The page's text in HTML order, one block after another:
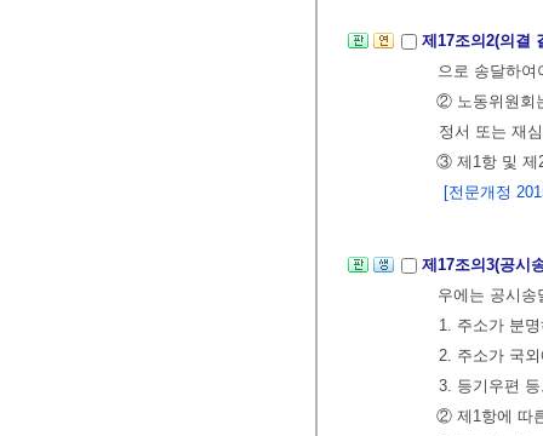
제17조의2(의결
으로 송달하여
② 노동위원회
정서 또는 재
③ 제1항 및 제
[전문개정
제17조의3(공시
우에는 공시
1. 주소가 분
2. 주소가 국
3. 등기우편
② 제1항에 따